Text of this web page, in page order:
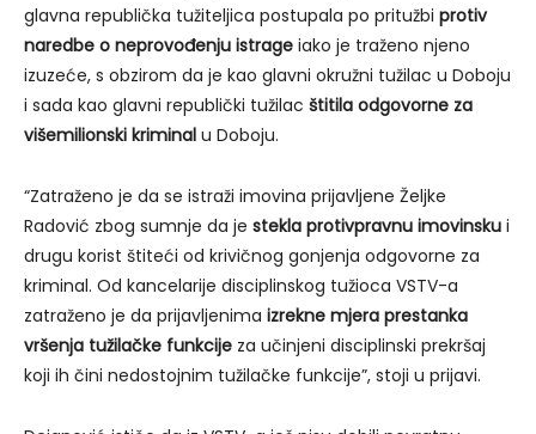
glavna republička tužiteljica postupala po pritužbi protiv
naredbe o neprovođenju istrage iako je traženo njeno
izuzeće, s obzirom da je kao glavni okružni tužilac u Doboju
i sada kao glavni republički tužilac štitila odgovorne za
višemilionski kriminal u Doboju.
“Zatraženo je da se istraži imovina prijavljene Željke
Radović zbog sumnje da je stekla protivpravnu imovinsku i
drugu korist štiteći od krivičnog gonjenja odgovorne za
kriminal. Od kancelarije disciplinskog tužioca VSTV-a
zatraženo je da prijavljenima izrekne mjera prestanka
vršenja tužilačke funkcije za učinjeni disciplinski prekršaj
koji ih čini nedostojnim tužilačke funkcije”, stoji u prijavi.